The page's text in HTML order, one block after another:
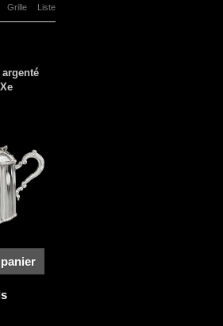
Grille Liste